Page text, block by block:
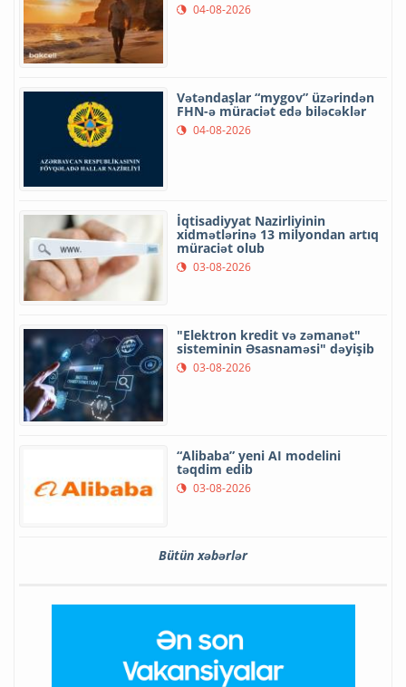
04-08-2026
Vətəndaşlar “mygov” üzərindən
FHN-ə müraciət edə biləcəklər
04-08-2026
İqtisadiyyat Nazirliyinin
xidmətlərinə 13 milyondan artıq
müraciət olub
03-08-2026
"Elektron kredit və zəmanət"
sisteminin Əsasnaməsi" dəyişib
03-08-2026
“Alibaba” yeni AI modelini
təqdim edib
03-08-2026
Bütün xəbərlər